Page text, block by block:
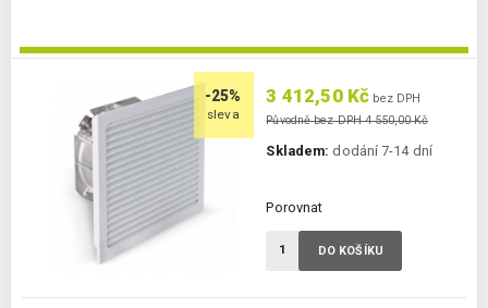
-25%
sleva
3 412,50 Kč bez DPH
Původně bez DPH 4 550,00 Kč
Skladem: dodání 7-14 dní
Porovnat
DO KOŠÍKU